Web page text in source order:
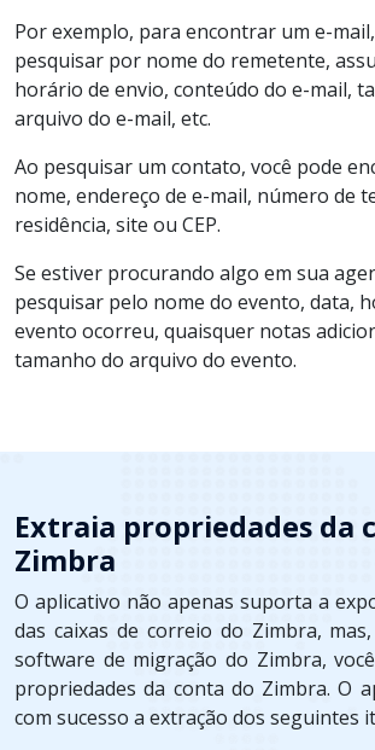
Por exemplo, para encontrar um e-
pesquisar por nome do remetente,
horário de envio, conteúdo do e-mail,
arquivo do e-mail, etc.
Ao pesquisar um contato, você pode
nome, endereço de e-mail, número de
residência, site ou CEP.
Se estiver procurando algo em sua
pesquisar pelo nome do evento, data,
evento ocorreu, quaisquer notas
tamanho do arquivo do evento.
Extraia propriedades da
Zimbra
O aplicativo não apenas suporta a
das caixas de correio do Zimbra,
software de migração do Zimbra,
propriedades da conta do Zimbra. O
com sucesso a extração dos seguintes